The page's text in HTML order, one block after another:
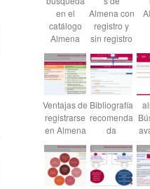
en el
catálogo
Almena
Almena con
registro y
sin registro
Ventajas de
registrarse
en Almena
Bibliografía
recomenda
da